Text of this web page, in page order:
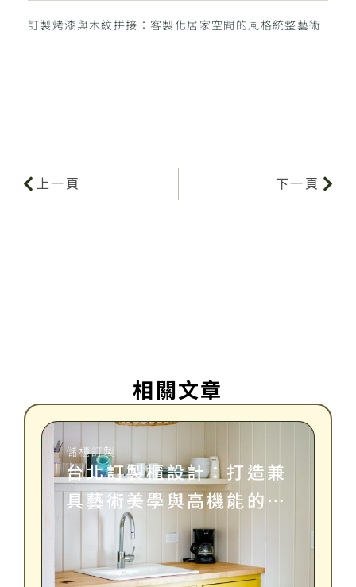
訂製烤漆與木紋拼接：客製化居家空間的風格統整藝術
上一頁 下一頁
相關文章
儲櫃訂製
台北訂製櫃設計：打造兼
具藝術美學與高機能的理
想居家收納